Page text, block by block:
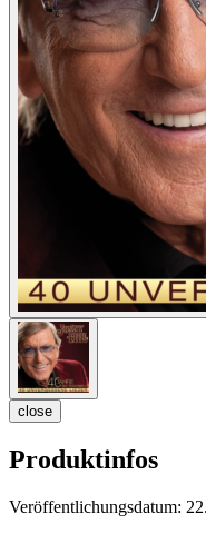
close
Produktinfos
Veröffentlichungsdatum: